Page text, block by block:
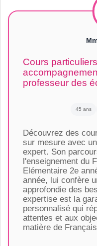
Cours
professeur des
45 ans
Découvrez des
sur mesure avec
expert. Son
l'enseignement du
Elémentaire 2e
année, lui confère
approfondie des
expertise est la
personnalisé qui
attentes et aux
matière de